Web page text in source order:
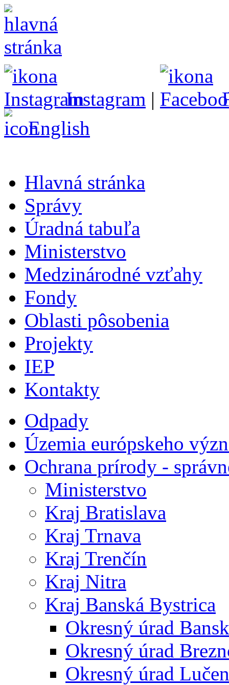
Instagram |
English
Hlavná stránka
Správy
Úradná tabuľa
Ministerstvo
Medzinárodné vzťahy
Fondy
Oblasti pôsobenia
Projekty
IEP
Kontakty
Odpady
Územia európskeho
Ochrana prírody -
Ministerstvo
Kraj Bratislava
Kraj Trnava
Kraj Trenčín
Kraj Nitra
Kraj Banská Bystrica
Okresný úrad
Okresný úrad
Okresný úrad